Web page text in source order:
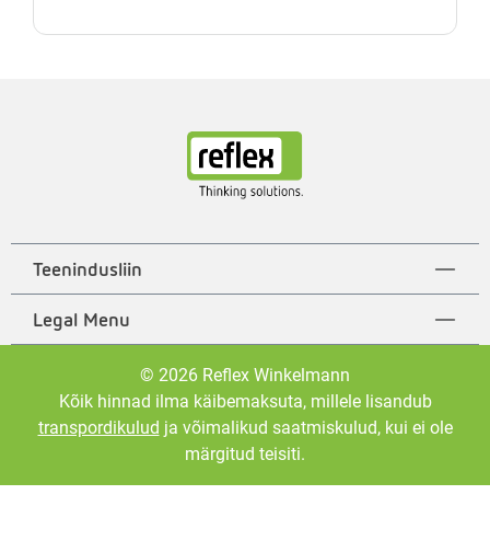
Teenindusliin
Legal Menu
© 2026 Reflex Winkelmann
Kõik hinnad ilma käibemaksuta, millele lisandub
transpordikulud ja võimalikud saatmiskulud, kui ei ole
märgitud teisiti.